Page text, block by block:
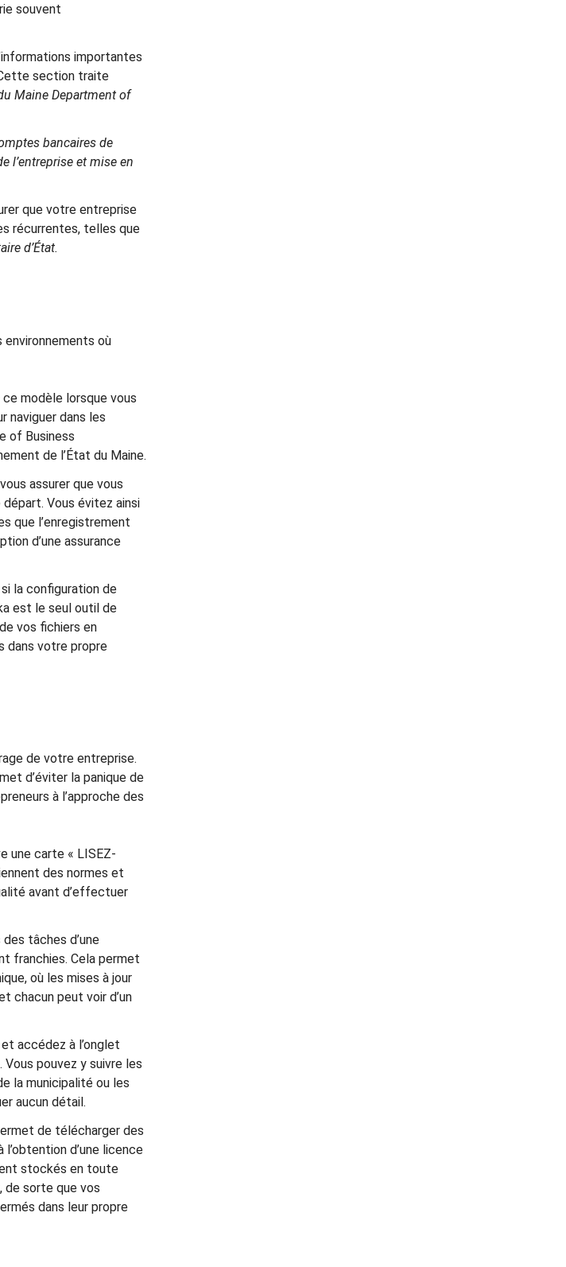
souvent
importantes
section traite
Maine Department of
bancaires de
l’entreprise et mise en
que votre entreprise
récurrentes, telles que
d’État.
où
modèle lorsque vous
naviguer dans les
of Business
de l’État du Maine.
assurer que vous
Vous évitez ainsi
que l’enregistrement
d’une assurance
la configuration de
est le seul outil de
vos fichiers en
dans votre propre
de votre entreprise.
d’éviter la panique de
à l’approche des
une carte « LISEZ-
des normes et
avant d’effectuer
tâches d’une
franchies. Cela permet
où les mises à jour
chacun peut voir d’un
accédez à l’onglet
pouvez y suivre les
la municipalité ou les
aucun détail.
de télécharger des
d’une licence
stockés en toute
de sorte que vos
dans leur propre